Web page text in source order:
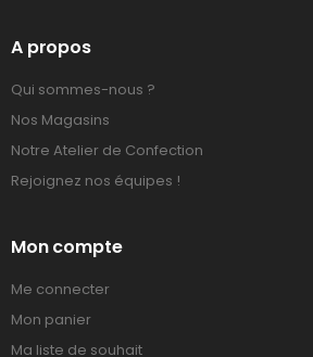
A propos
Qui sommes-nous ?
Nos Magasins
Notre Atelier de Confection
Rejoignez nos équipes !
Mon compte
Me connecter
Mon panier
Ma liste de souhait